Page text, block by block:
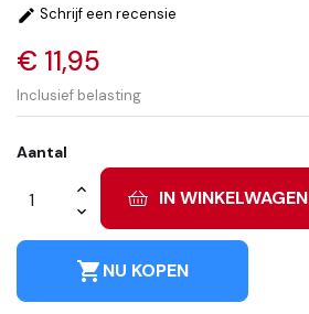
 Schrijf een recensie
€ 11,95
Inclusief belasting
Aantal
IN WINKELWAGEN
shopping_cartNU KOPEN